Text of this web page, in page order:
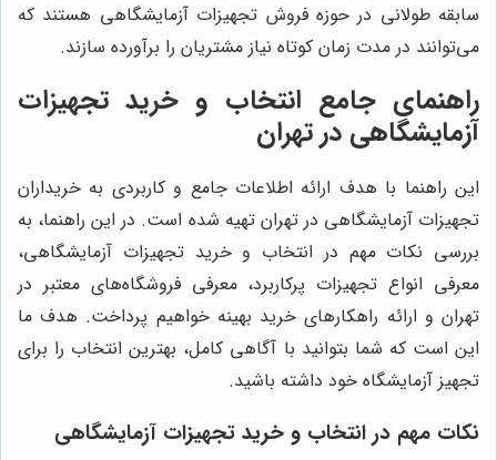
سابقه طولانی در حوزه فروش تجهیزات آزمایشگاهی هستند که
می‌توانند در مدت زمان کوتاه نیاز مشتریان را برآورده سازند.
راهنمای جامع انتخاب و خرید تجهیزات
آزمایشگاهی در تهران
این راهنما با هدف ارائه اطلاعات جامع و کاربردی به خریداران
تجهیزات آزمایشگاهی در تهران تهیه شده است. در این راهنما، به
بررسی نکات مهم در انتخاب و خرید تجهیزات آزمایشگاهی،
معرفی انواع تجهیزات پرکاربرد، معرفی فروشگاه‌های معتبر در
تهران و ارائه راهکارهای خرید بهینه خواهیم پرداخت. هدف ما
این است که شما بتوانید با آگاهی کامل، بهترین انتخاب را برای
تجهیز آزمایشگاه خود داشته باشید.
نکات مهم در انتخاب و خرید تجهیزات آزمایشگاهی